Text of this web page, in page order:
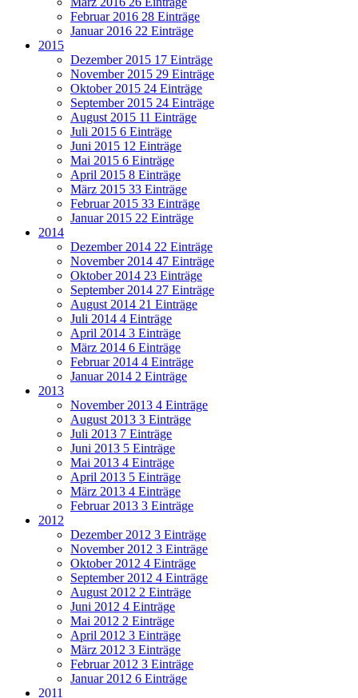
Februar 2016 28 Einträge
Januar 2016 22 Einträge
2015
Dezember 2015 17 Einträge
November 2015 29 Einträge
Oktober 2015 24 Einträge
September 2015 24 Einträge
August 2015 11 Einträge
Juli 2015 6 Einträge
Juni 2015 12 Einträge
Mai 2015 6 Einträge
April 2015 8 Einträge
März 2015 33 Einträge
Februar 2015 33 Einträge
Januar 2015 22 Einträge
2014
Dezember 2014 22 Einträge
November 2014 47 Einträge
Oktober 2014 23 Einträge
September 2014 27 Einträge
August 2014 21 Einträge
Juli 2014 4 Einträge
April 2014 3 Einträge
März 2014 6 Einträge
Februar 2014 4 Einträge
Januar 2014 2 Einträge
2013
November 2013 4 Einträge
August 2013 3 Einträge
Juli 2013 7 Einträge
Juni 2013 5 Einträge
Mai 2013 4 Einträge
April 2013 5 Einträge
März 2013 4 Einträge
Februar 2013 3 Einträge
2012
Dezember 2012 3 Einträge
November 2012 3 Einträge
Oktober 2012 4 Einträge
September 2012 4 Einträge
August 2012 2 Einträge
Juni 2012 4 Einträge
Mai 2012 2 Einträge
April 2012 3 Einträge
März 2012 3 Einträge
Februar 2012 3 Einträge
Januar 2012 6 Einträge
2011